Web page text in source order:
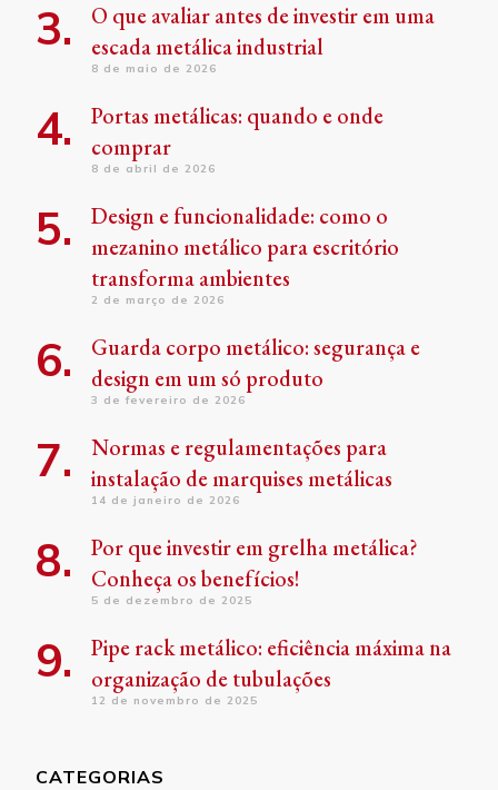
O que avaliar antes de investir em uma
escada metálica industrial
8 de maio de 2026
Portas metálicas: quando e onde
comprar
8 de abril de 2026
Design e funcionalidade: como o
mezanino metálico para escritório
transforma ambientes
2 de março de 2026
Guarda corpo metálico: segurança e
design em um só produto
3 de fevereiro de 2026
Normas e regulamentações para
instalação de marquises metálicas
14 de janeiro de 2026
Por que investir em grelha metálica?
Conheça os benefícios!
5 de dezembro de 2025
Pipe rack metálico: eficiência máxima na
organização de tubulações
12 de novembro de 2025
CATEGORIAS